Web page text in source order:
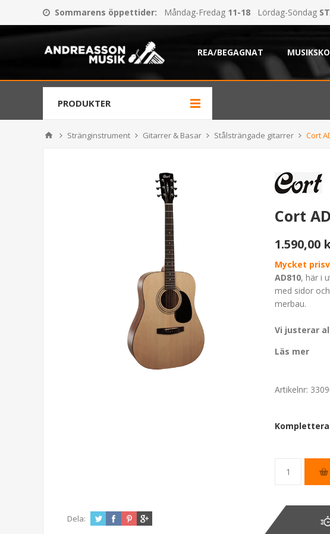
Sommarens öppettider: Måndag-Fredag 11-18 Lördag-Söndag
REA/BEGAGNAT
PRODUKTER
Stränginstrument Gitarrer & Basar Stålsträngade gitarrer Cort
Cort
1.590,00
Mycket
AD810, här i
med sidor
merbau.
Vi justerar
Läs mer
Artikelnr:
Dela: